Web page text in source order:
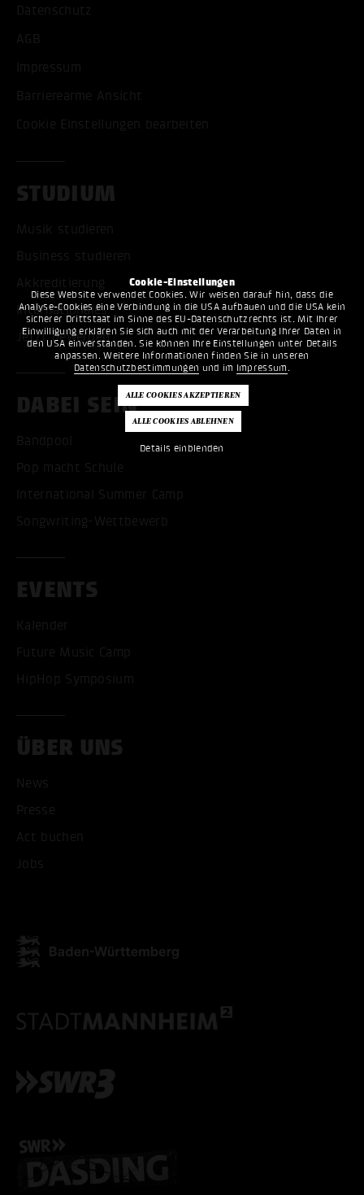
Cookie-Einstellungen
Diese Website verwendet Cookies. Wir weisen darauf hin, dass die
Analyse-Cookies eine Verbindung in die USA aufbauen und die USA kein
sicherer Drittstaat im Sinne des EU-Datenschutzrechts ist. Mit Ihrer
Einwilligung erklären Sie sich auch mit der Verarbeitung Ihrer Daten in
den USA einverstanden. Sie können Ihre Einstellungen unter Details
anpassen. Weitere Informationen finden Sie in unseren
Datenschutzbestimmungen und im Impressum .
Details einblenden
Datenschutz
AGB
Impressum
Barrierearme Ansicht
Cookie Einstellungen bearbeiten
STUDIUM
Musik studieren
Business studieren
Akkreditierung
Internationales
Jetzt bewerben
DABEI SEIN
Bandpool
Pop macht Schule
International Summer Camp
Songwriting-Wettbewerb
EVENTS
Kalender
Future Music Camp
HipHop Symposium
ÜBER UNS
News
Presse
Act buchen
Jobs